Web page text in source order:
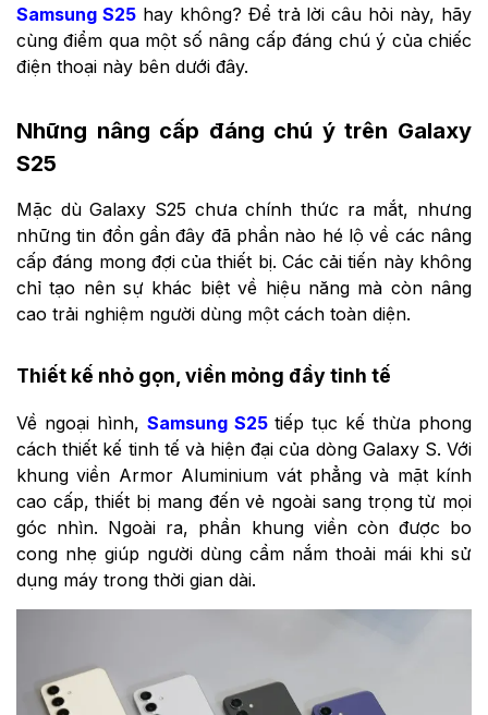
Samsung S25hay không? Để trả lời câu hỏi này, hãy
cùng điểm qua một số nâng cấp đáng chú ý của chiếc
điện thoại này bên dưới đây.
Những nâng cấp đáng chú ý trên Galaxy
S25
Mặc dù Galaxy S25 chưa chính thức ra mắt, nhưng
những tin đồn gần đây đã phần nào hé lộ về các nâng
cấp đáng mong đợi của thiết bị. Các cải tiến này không
chỉ tạo nên sự khác biệt về hiệu năng mà còn nâng
cao trải nghiệm người dùng một cách toàn diện.
Thiết kế nhỏ gọn, viền mỏng đầy tinh tế
Về ngoại hình, Samsung S25tiếp tục kế thừa phong
cách thiết kế tinh tế và hiện đại của dòng Galaxy S. Với
khung viền Armor Aluminium vát phẳng và mặt kính
cao cấp, thiết bị mang đến vẻ ngoài sang trọng từ mọi
góc nhìn. Ngoài ra, phần khung viền còn được bo
cong nhẹ giúp người dùng cầm nắm thoải mái khi sử
dụng máy trong thời gian dài.